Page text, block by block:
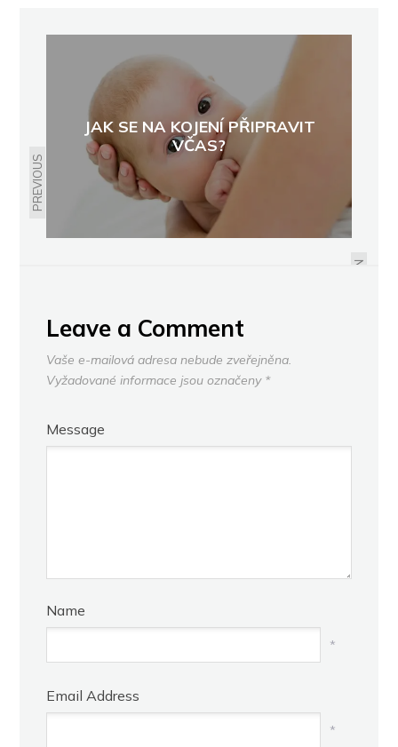
PREVIOUS
JAK SE NA KOJENÍ PŘIPRAVIT
VČAS?
NEXT
JAK SE ZBAVIT NEPŘÍJEMNÉ
Leave a Comment
Vaše e-mailová adresa nebude zveřejněna.
Vyžadované informace jsou označeny *
Message
Name
*
Email Address
*